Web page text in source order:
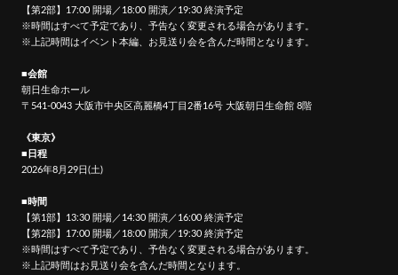
【第2部】17:00 開場／18:00 開演／19:30 終演予定
※時間はすべて予定であり、予告なく変更される場合があります。
※上記時間はイベント本編、お見送り会を含んだ時間となります。
■会館
朝日生命ホール
〒541-0043 大阪市中央区高麗橋4丁目2番16号 大阪朝日生命館 8階
《東京》
■日程
2026年8月29日(土)
■時間
【第1部】13:30 開場／14:30 開演／16:00 終演予定
【第2部】17:00 開場／18:00 開演／19:30 終演予定
※時間はすべて予定であり、予告なく変更される場合があります。
※上記時間はお見送り会を含んだ時間となります。